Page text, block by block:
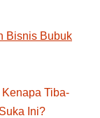
Bisnis Bubuk
Tiba-
Ini?